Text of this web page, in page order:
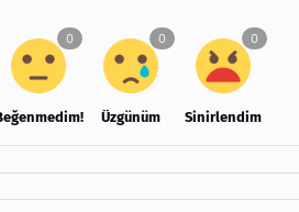
Üzgünüm Sinirlendim